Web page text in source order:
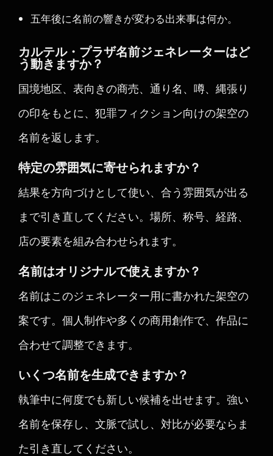
五年後に名前の響きが変わる出来事は何か。
カルテル・プラザ名前ジェネレーターはど
う動きますか？
国境地区、表向きの商売、通り名、噂、縄張り
の印をもとに、犯罪フィクション向けの架空の
名前を返します。
特定の雰囲気に寄せられますか？
結果を方向づけとして使い、合う雰囲気が出る
まで引き直してください。場所、称号、経路、
店の要素を組み合わせられます。
名前はオリジナルで使えますか？
名前はこのジェネレーター用に書かれた架空の
案です。個人制作や多くの商用創作で、作品に
合わせて調整できます。
いくつ名前を生成できますか？
執筆中に何度でも新しい候補を出せます。強い
名前を保存し、文脈で試し、対比が必要ならま
た引き直してください。